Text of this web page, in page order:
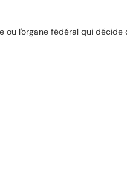
ou l'organe fédéral qui